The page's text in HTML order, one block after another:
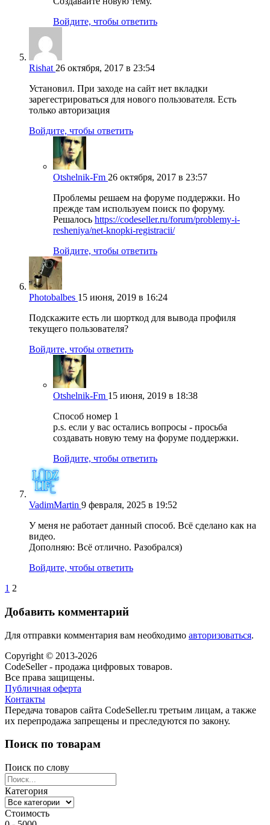
Войдите, чтобы ответить
Rishat 26 октября, 2017 в 23:54
Установил. При заходе на сайт нет вкладки
зарегестрироваться для нового пользователя. Есть
только авторизация
Войдите, чтобы ответить
Otshelnik-Fm 26 октября, 2017 в 23:57
Проблемы решаем на форуме поддержки. Но
прежде там используем поиск по форуму.
Решалось https://codeseller.ru/forum/problemy-i-
resheniya/net-knopki-registracii/
Войдите, чтобы ответить
Photobalbes 15 июня, 2019 в 16:24
Подскажите есть ли шорткод для вывода профиля
текущего пользователя?
Войдите, чтобы ответить
Otshelnik-Fm 15 июня, 2019 в 18:38
Способ номер 1
p.s. если у вас остались вопросы - просьба
создавать новую тему на форуме поддержки.
Войдите, чтобы ответить
VadimMartin 9 февраля, 2025 в 19:52
У меня не работает данный способ. Всё сделано как на
видео.
Дополняю: Всё отлично. Разобрался)
Войдите, чтобы ответить
1 2
Добавить комментарий
Для отправки комментария вам необходимо авторизоваться.
Copyright © 2013-2026
CodeSeller - продажа цифровых товаров.
Все права защищены.
Публичная оферта
Контакты
Передача товаров сайта CodeSeller.ru третьим лицам, а также
их перепродажа запрещены и преследуются по закону.
Поиск по товарам
Поиск по слову
Категория
Стоимость